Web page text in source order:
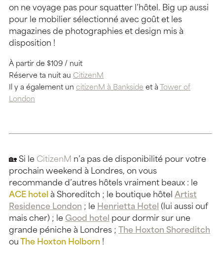
on ne voyage pas pour squatter l’hôtel. Big up aussi
pour le mobilier sélectionné avec goût et les
magazines de photographies et design mis à
disposition !
À partir de $109 / nuit
Réserve ta nuit au CitizenM
Il y a également un citizenM à Bankside et à
Tower of
London
🏡 Si le CitizenM n’a pas de disponibilité pour votre
prochain weekend à Londres, on vous
recommande d’autres hôtels vraiment beaux : le
ACE hotel à Shoreditch ; le boutique hôtel Artist
Residence London ; le Henrietta Hotel
(lui aussi ouf
mais cher) ; le Good hotel
pour dormir sur une
grande péniche à Londres ;
The Hoxton Shoreditch
ou
The Hoxton Holborn !